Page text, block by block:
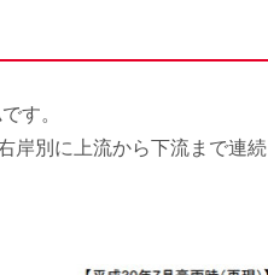
です。
岸別に上流から下流まで連続